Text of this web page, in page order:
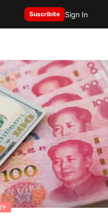
Suscribite Sign In